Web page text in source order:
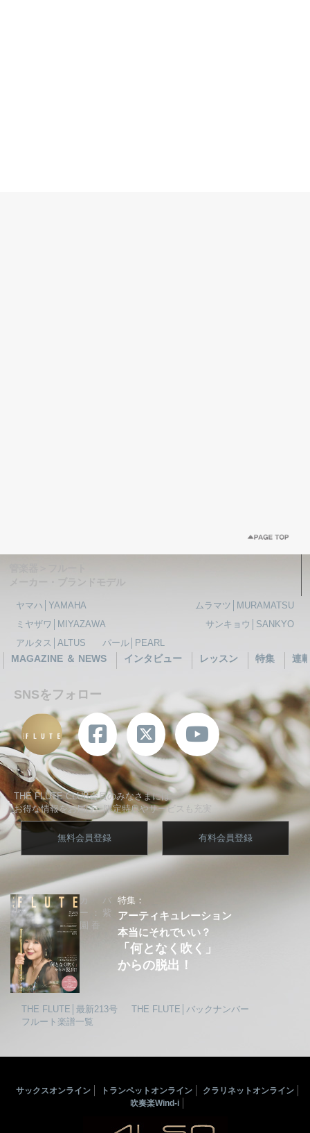
ヤマハ│YAMAHA
ムラマツ│MURAMATSU
ミヤザワ│MIYAZAWA
サンキョウ│SANKYO
アルタス│ALTUS
パール│PEARL
MAGAZINE ＆ NEWS インタビュー レッスン 特集 連
SNSをフォロー
THE FLUTE CLUB会員のみなさまには、
お得な情報をお届け、限定特典やサービスも充実
無料会員登録 有料会員登録
特集：
アーティキュレーション
本当にそれでいい？
「何となく吹く」
からの脱出！
カバ
ー：紫
園 香
THE FLUTE│最新213号
THE FLUTE│バックナンバー
フルート楽譜一覧
サックスオンライン トランペットオンライン
クラリネットオンライン
吹奏楽Wind-i